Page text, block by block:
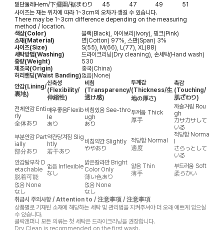
밑단둘레Hem/下擺圍/裾まわり 45 47 49
51
사이즈는 재는 위치에 따라 1~3cm의 오차가 생길 수 있습니다.
There may be 1~3cm difference depending on the measuring
method / location.
색상(Color)
블랙(Black), 아이보리(Ivory), 핑크(Pink)
소재(Material)
면(Cotton) 97%, 스판(Span) 3%
사이즈(Size)
S(55), M(66), L(77), XL(88)
세탁방법(Washing)
드라이크리닝(Dry cleaning), 손세탁(Hand wash)
중량(Weight)
530
제조국(Origin)
중국(China)
허리밴딩(Waist Banding)없음(None)
안감(Lining/
裏地)
신축성
(Flexibility/
伸縮性)
비침
(Transparency/
透け感)
두께감
(Thickness/生
地の厚さ)
촉감
(Touching/
肌ざわり)
전체안감 Enti
rly
全体あり
매우좋음Flexib
le
あり
비침있음 See-thro
ugh
あり
두꺼움 Thick
厚手
까슬거림 Rou
gh
カサカサして
いる
부분안감 Part
ially
部分あり
약간당겨짐 Slig
htly
若干あり
비침약간 Slightly
ややあり
적당함 Normal
適度
적당함 Norma
l
さらっとして
いる
안감탈부착 D
etachable
脱着可能
없음 Inflexible
なし
밝은칼라만 Bright
Color Only
薄い色あり
얇음 Thin
薄手
부드러움 Soft
柔らかい
없음 None
なし
없음 None
なし
취급시 주의사항 / Attention to / 注意事项 / 注意事項
상품별로 기재된 소재에 해당하는 세탁 및 관리법을 지켜주셔야 더 오래 예쁘게 입으실
수 있습니다.
클릭앤퍼니 모든 의류는 첫 세탁은 드라이크리닝을 권장합니다.
Dry Clean is recommended on the first wash.